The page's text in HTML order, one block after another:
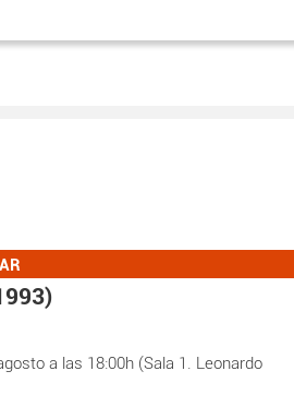
a las 18:00h (Sala 1. Leonardo